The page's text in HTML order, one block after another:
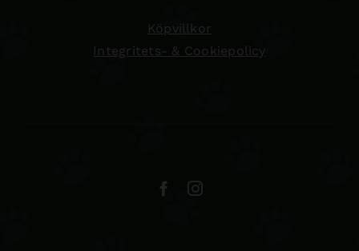
Köpvillkor
Integritets- & Cookiepolicy